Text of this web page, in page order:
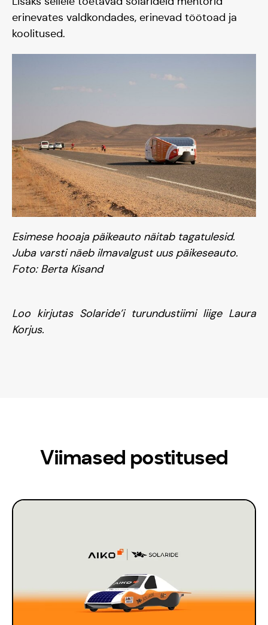
erinevates valdkondades, erinevad töötoad ja
koolitused.
Esimese hooaja päikeauto näitab tagatulesid.
Juba varsti näeb ilmavalgust uus päikeseauto.
Foto: Berta Kisand
Loo kirjutas Solaride’i turundustiimi liige Laura
Korjus.
Viimased postitused